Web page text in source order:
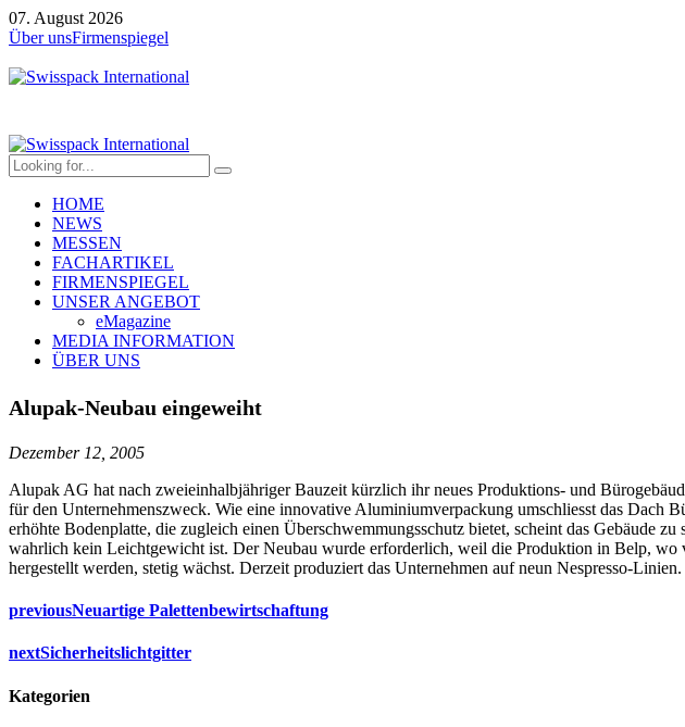
07. August 2026
Über unsFirmenspiegel
HOME
NEWS
MESSEN
FACHARTIKEL
FIRMENSPIEGEL
UNSER ANGEBOT
eMagazine
MEDIA INFORMATION
ÜBER UNS
Alupak-Neubau eingeweiht
Dezember 12, 2005
Alupak AG hat nach zweieinhalbjähriger Bauzeit kürzlich ihr neues Produktions- und
für den Unternehmenszweck. Wie eine innovative Aluminiumverpackung umschliesst das Dach
erhöhte Bodenplatte, die zugleich einen Überschwemmungsschutz bietet, scheint das Gebäude
wahrlich kein Leichtgewicht ist. Der Neubau wurde erforderlich, weil die Produktion in Belp, wo
hergestellt werden, stetig wächst. Derzeit produziert das Unternehmen auf neun Nespresso-
previousNeuartige Palettenbewirtschaftung
nextSicherheitslichtgitter
Kategorien